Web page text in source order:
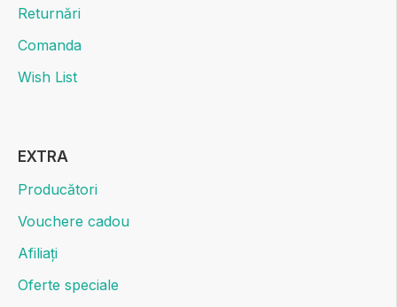
Returnări
Comanda
Wish List
EXTRA
Producători
Vouchere cadou
Afiliați
Oferte speciale